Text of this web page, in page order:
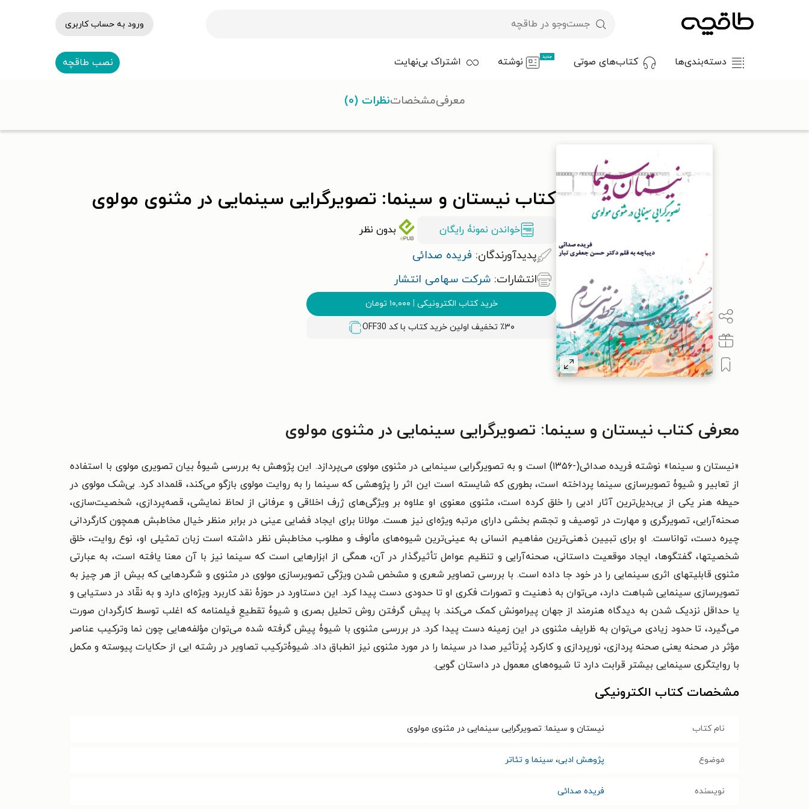
ورود به حساب کاربری
دسته‌بندی‌ها کتاب‌های صوتی جدید نوشته اشتراک بی‌نهایت نصب طاقچه
کتاب نیستان و سینما: تصویرگرایی سینمایی در مثنوی مولوی
خواندن نمونۀ رایگان بدون نظر
پدیدآورندگان: فریده صدائی
انتشارات: شرکت سهامی انتشار
خرید کتاب الکترونیکی ۱۰,۰۰۰ تومان
٪۳۰ تخفیف اولین خرید کتاب با کد OFF30
معرفیمشخصاتنظرات (۰)
معرفی کتاب نیستان و سینما: تصویرگرایی سینمایی در مثنوی مولوی
«نیستان و سینما» نوشته فریده صدائی(-۱۳۵۶) است و به تصویرگرایی سینمایی در مثنوی مولوی می‌پردازد. این پژوهش به بررسی شیوۀ بیان تصویری مولوی با استفاده
از تعابیر و شیوۀ تصویرسازی سینما پرداخته است، بطوری که شایسته است این اثر را پژوهشی که سینما را به روایت مولوی بازگو می‌کند، قلمداد کرد. بی‌شک مولوی در
حیطه هنر یکی از بی‌بدیل‌ترین آثار ادبی را خلق کرده است، مثنوی معنوی او علاوه بر ویژگی‌های ژرف اخلاقی و عرفانی از لحاظ نمایشی، قصه‌پردازی، شخصیت‌سازی،
صحنه‌آرایی، تصویرگری و مهارت در توصیف و تجسّم بخشی دارای مرتبه ویژه‌ای نیز هست. مولانا برای ایجاد فضایی عینی در برابر منظر خیال مخاطبش همچون کار‌گردانی
چیره دست، تواناست. ‌او برای تبیین ذهنی‌ترین مفاهیم انسانی به عینی‌ترین شیوه‌های مألوف و مطلوب مخاطبش نظر داشته است زبان تمثیلی او، نوع روایت، خلق
شخصیتها، گفتگوها، ایجاد موقعیت داستانی، صحنه‌آرایی و تنظیم عوامل تأثیرگذار در آن، همگی از ابزارهایی است که سینما نیز با آن معنا یافته است، به عبارتی
مثنوی قابلیتهای اثری سینمایی را در خود جا داده است. با بررسی تصاویر شعری و مشخص شدن ویژگی تصویرسازی مولوی در مثنوی و شگردهایی که بیش از هر چیز به
تصویرسازی سینمایی شباهت دارد، می‌توان به ذهنیت و تصورات فکری او تا حدودی دست پیدا کرد. این دستاورد در حوزۀ نقد کاربرد ویژه‌ای دارد و به نقّاد در دستیابی و
یا حداقل نزدیک شدن به دیدگاه هنرمند از جهان پیرامونش کمک می‌کند. با پیش گرفتن روش تحلیل بصری و شیوۀ تقطیعِ فیلمنامه که اغلب توسط کارگردان صورت
می‌گیرد، تا حدود زیادی می‌توان به ظرایف مثنوی در این زمینه دست پیدا کرد. در بررسی مثنوی با شیوۀ پیش گرفته شده می‌توان مؤلفه‌هایی چون نما و‌ترکیب عناصر
مؤثر در صحنه یعنی صحنه پردازی، نورپردازی و کارکرد پُرتأثیر صدا در سینما را در مورد مثنوی نیز انطباق داد. شیوۀ‌ترکیب تصاویر در رشته ایی از حکایات پیوسته و مکمل
با روایتگری سینمایی بیشتر قرابت دارد تا شیوه‌های معمول در داستان گویی.
مشخصات کتاب الکترونیکی
نام کتاب نیستان و سینما: تصویرگرایی سینمایی در مثنوی مولوی
موضوع پژوهش ادبی، سینما و تئاتر
نویسنده فریده صدائی